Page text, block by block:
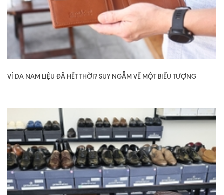
VÍ DA NAM LIỆU ĐÃ HẾT THỜI? SUY NGẪM VỀ MỘT BIỂU TƯỢNG